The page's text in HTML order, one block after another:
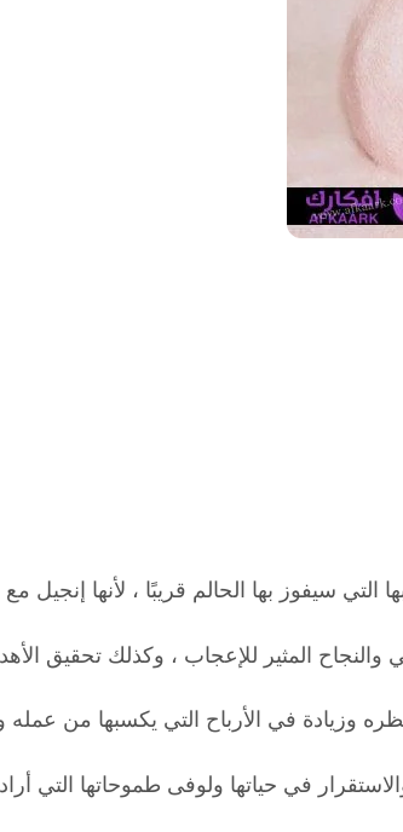
سيفوز بها الحالم قريبًا ، لأنها إنجيل
والنجاح المثير للإعجاب ، وكذلك تحقيق
وزيادة في الأرباح التي يكسبها من
في حياتها ولوفى طموحاتها التي